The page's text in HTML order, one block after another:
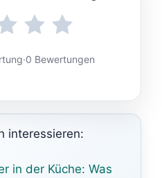
·0 Bewertungen
interessieren:
in der Küche: Was